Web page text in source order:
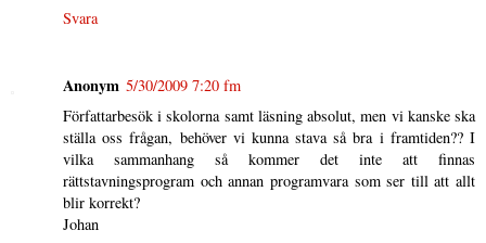
Svara
Anonym 5/30/2009 7:20 fm
Författarbesök i skolorna samt läsning absolut, men vi kanske ska
ställa oss frågan, behöver vi kunna stava så bra i framtiden?? I
vilka sammanhang så kommer det inte att finnas
rättstavningsprogram och annan programvara som ser till att allt
blir korrekt?
Johan